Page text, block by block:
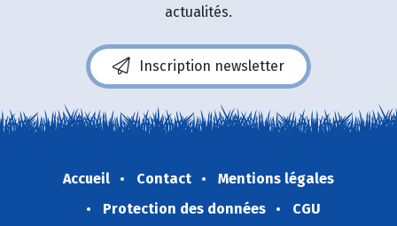
actualités.
Inscription newsletter
Accueil Contact
Mentions légales
Protection des données
CGU